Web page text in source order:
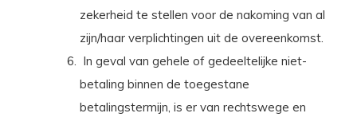
zekerheid te stellen voor de nakoming van al
zijn/haar verplichtingen uit de overeenkomst.
In geval van gehele of gedeeltelijke niet-
betaling binnen de toegestane
betalingstermijn, is er van rechtswege en